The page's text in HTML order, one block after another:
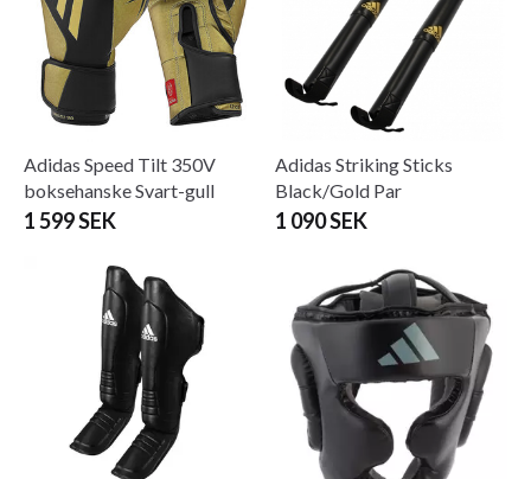
Adidas Speed ​​​​Tilt 350V
boksehanske Svart-gull
1 599 SEK
Adidas Striking Sticks
Black/Gold Par
1 090 SEK